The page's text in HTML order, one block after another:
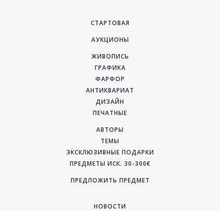
СТАРТОВАЯ
АУКЦИОНЫ
ЖИВОПИСЬ
ГРАФИКА
ФАРФОР
АНТИКВАРИАТ
ДИЗАЙН
ПЕЧАТНЫЕ
АВТОРЫ
ТЕМЫ
ЭКСКЛЮЗИВНЫЕ ПОДАРКИ
ПРЕДМЕТЫ ИСК. 30-300€
ПРЕДЛОЖИТЬ ПРЕДМЕТ
НОВОСТИ